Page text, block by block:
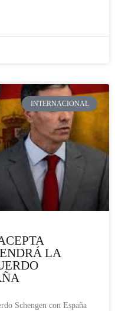
INTERNACIONAL
LA
Schengen con España